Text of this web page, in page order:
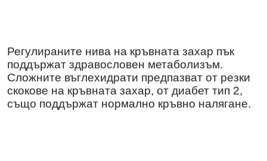
Регулираните нива на кръвната захар пък
поддържат здравословен метаболизъм.
Сложните въглехидрати предпазват от резки
скокове на кръвната захар, от диабет тип 2,
също поддържат нормално кръвно налягане.